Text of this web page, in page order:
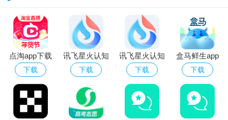
2您可以直接点击封面软件推荐的优惠产品，快速进入购买和
订购；
3提供大量商品分类牌，帮助您快速找到相应的货品；
点淘app下载
安装2026最新
版
下载
讯飞星火认知
大模型app官
下载
讯飞星火认知
大模型app下
载2026手机版
下载
盒马鲜生app
官方版下载安
装
下载